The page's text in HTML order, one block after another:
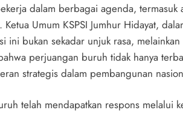
dalam berbagai agenda, termasuk
Umum KSPSI Jumhur Hidayat,
ini bukan sekadar unjuk rasa,
perjuangan buruh tidak hanya
strategis dalam pembangunan
telah mendapatkan respons melalui